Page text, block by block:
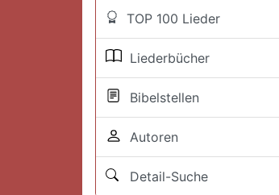
TOP 100 Lieder
Liederbücher
Bibelstellen
Autoren
Detail-Suche